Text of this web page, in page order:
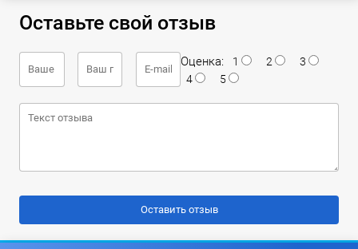
Оставьте свой отзыв
Оценка: 1 2
3
4
5